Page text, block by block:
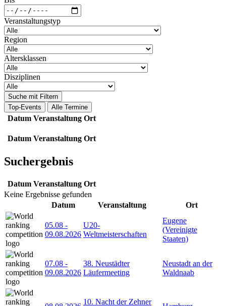
Veranstaltungstyp
Region
Altersklassen
Disziplinen
Suche mit Filtern
Top-Events
Alle Termine
Datum Veranstaltung Ort
Datum Veranstaltung Ort
Suchergebnis
Datum Veranstaltung Ort
Keine Ergebnisse gefunden
Datum
Veranstaltung Ort
05.08 -
09.08.2026
U20-
Weltmeisterschaften
Eugene
(Vereinigte
Staaten)
07.08 -
09.08.2026
38. Neustädter
Läufermeeting
Neustadt an der
Waldnaab
10. Nacht der Zehner